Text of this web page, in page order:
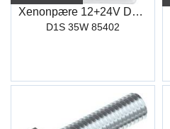
Xenonpære 12+24V D1S 35W Eco
D1S 35W 85402